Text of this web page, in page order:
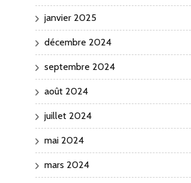
janvier 2025
décembre 2024
septembre 2024
août 2024
juillet 2024
mai 2024
mars 2024